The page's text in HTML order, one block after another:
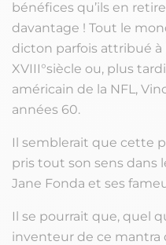
bénéfices qu’ils en
davantage ! Tout le
dicton parfois attribué à
XVIII°siècle ou, plus
américain de la NFL,
années 60.
Il semblerait que cette
pris tout son sens dans
Jane Fonda et ses
Il se pourrait que, quel
inventeur de ce mantra